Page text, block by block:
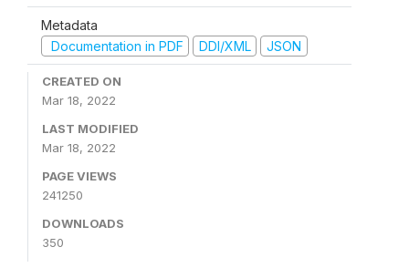
Metadata
Documentation in PDF
DDI/XML JSON
CREATED ON
Mar 18, 2022
LAST MODIFIED
Mar 18, 2022
PAGE VIEWS
241250
DOWNLOADS
350